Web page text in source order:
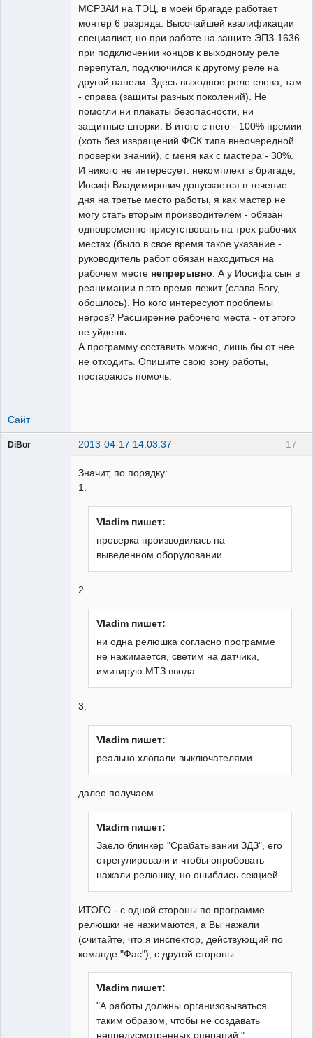
МСРЗАИ на ТЭЦ, в моей бригаде работает
монтер 6 разряда. Высочайшей квалификации
специалист, но при работе на защите ЭПЗ-1636
при подключении концов к выходному реле
перепутал, подключился к другому реле на
другой панели. Здесь выходное реле слева, там
- справа (защиты разных поколений). Не
помогли ни плакаты безопасности, ни
защитные шторки. В итоге с него - 100% премии
(хоть без извращений ФСК типа внеочередной
проверки знаний), с меня как с мастера - 30%.
И никого не интересует: некомплект в бригаде,
Иосиф Владимирович допускается в течение
дня на третье место работы, я как мастер не
могу стать вторым производителем - обязан
одновременно присутствовать на трех рабочих
местах (было в свое время такое указание -
руководитель работ обязан находиться на
рабочем месте непрерывно . А у Иосифа сын в
реанимации в это время лежит (слава Богу,
обошлось). Но кого интересуют проблемы
негров? Расширение рабочего места - от этого
не уйдешь.
А программу составить можно, лишь бы от нее
не отходить. Опишите свою зону работы,
постараюсь помочь.
Сайт
17
DiBor 2013-04-17 14:03:37
Значит, по порядку:
1.
Vladim пишет:
проверка производилась на
выведенном оборудовании
2.
Vladim пишет:
ни одна релюшка согласно программе
не нажимается, светим на датчики,
имитирую МТЗ ввода
3.
Vladim пишет:
реально хлопали выключателями
далее получаем
Vladim пишет:
Заело блинкер "Срабатывании ЗДЗ", его
отрегулировали и чтобы опробовать
нажали релюшку, но ошиблись секцией
ИТОГО - с одной стороны по программе
релюшки не нажимаются, а Вы нажали
(считайте, что я инспектор, действующий по
команде "Фас"), с другой стороны
Vladim пишет:
"А работы должны организовываться
таким образом, чтобы не создавать
непредусмотренных операций."